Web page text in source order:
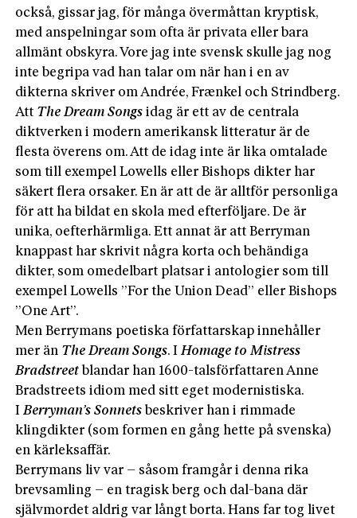
också, gissar jag, för många övermåttan kryptisk,
med anspelningar som ofta är privata eller bara
allmänt obskyra. Vore jag inte svensk skulle jag nog
inte begripa vad han talar om när han i en av
dikterna skriver om Andrée, Frænkel och Strindberg.
Att The Dream Songs idag är ett av de centrala
diktverken i modern amerikansk litteratur är de
flesta överens om. Att de idag inte är lika omtalade
som till exempel Lowells eller Bishops dikter har
säkert flera orsaker. En är att de är alltför personliga
för att ha bildat en skola med efterföljare. De är
unika, oefterhärmliga. Ett annat är att Berryman
knappast har skrivit några korta och behändiga
dikter, som omedelbart platsar i antologier som till
exempel Lowells ”For the Union Dead” eller Bi­shops
”One Art”.
Men Berrymans poetiska författarskap innehåller
mer än The Dream Songs. IHomage to Mistress
Bradstreet blandar han 1600-talsförfattaren Anne
Bradstreets idiom med sitt eget modernistiska.
IBerryman’s Sonnets beskriver han i rimmade
klingdikter (som formen en gång hette på svenska)
en kärleksaffär.
Berrymans liv var – såsom framgår i denna rika
brevsamling – en tragisk berg och dal-bana där
självmordet aldrig var långt borta. Hans far tog livet